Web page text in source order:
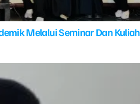
Melalui Seminar Dan Kuliah